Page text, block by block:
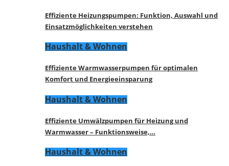
Effiziente Heizungspumpen: Funktion, Auswahl und
Einsatzmöglichkeiten verstehen
Haushalt & Wohnen
Effiziente Warmwasserpumpen für optimalen
Komfort und Energieeinsparung
Haushalt & Wohnen
Effiziente Umwälzpumpen für Heizung und
Warmwasser – Funktionsweise,…
Haushalt & Wohnen